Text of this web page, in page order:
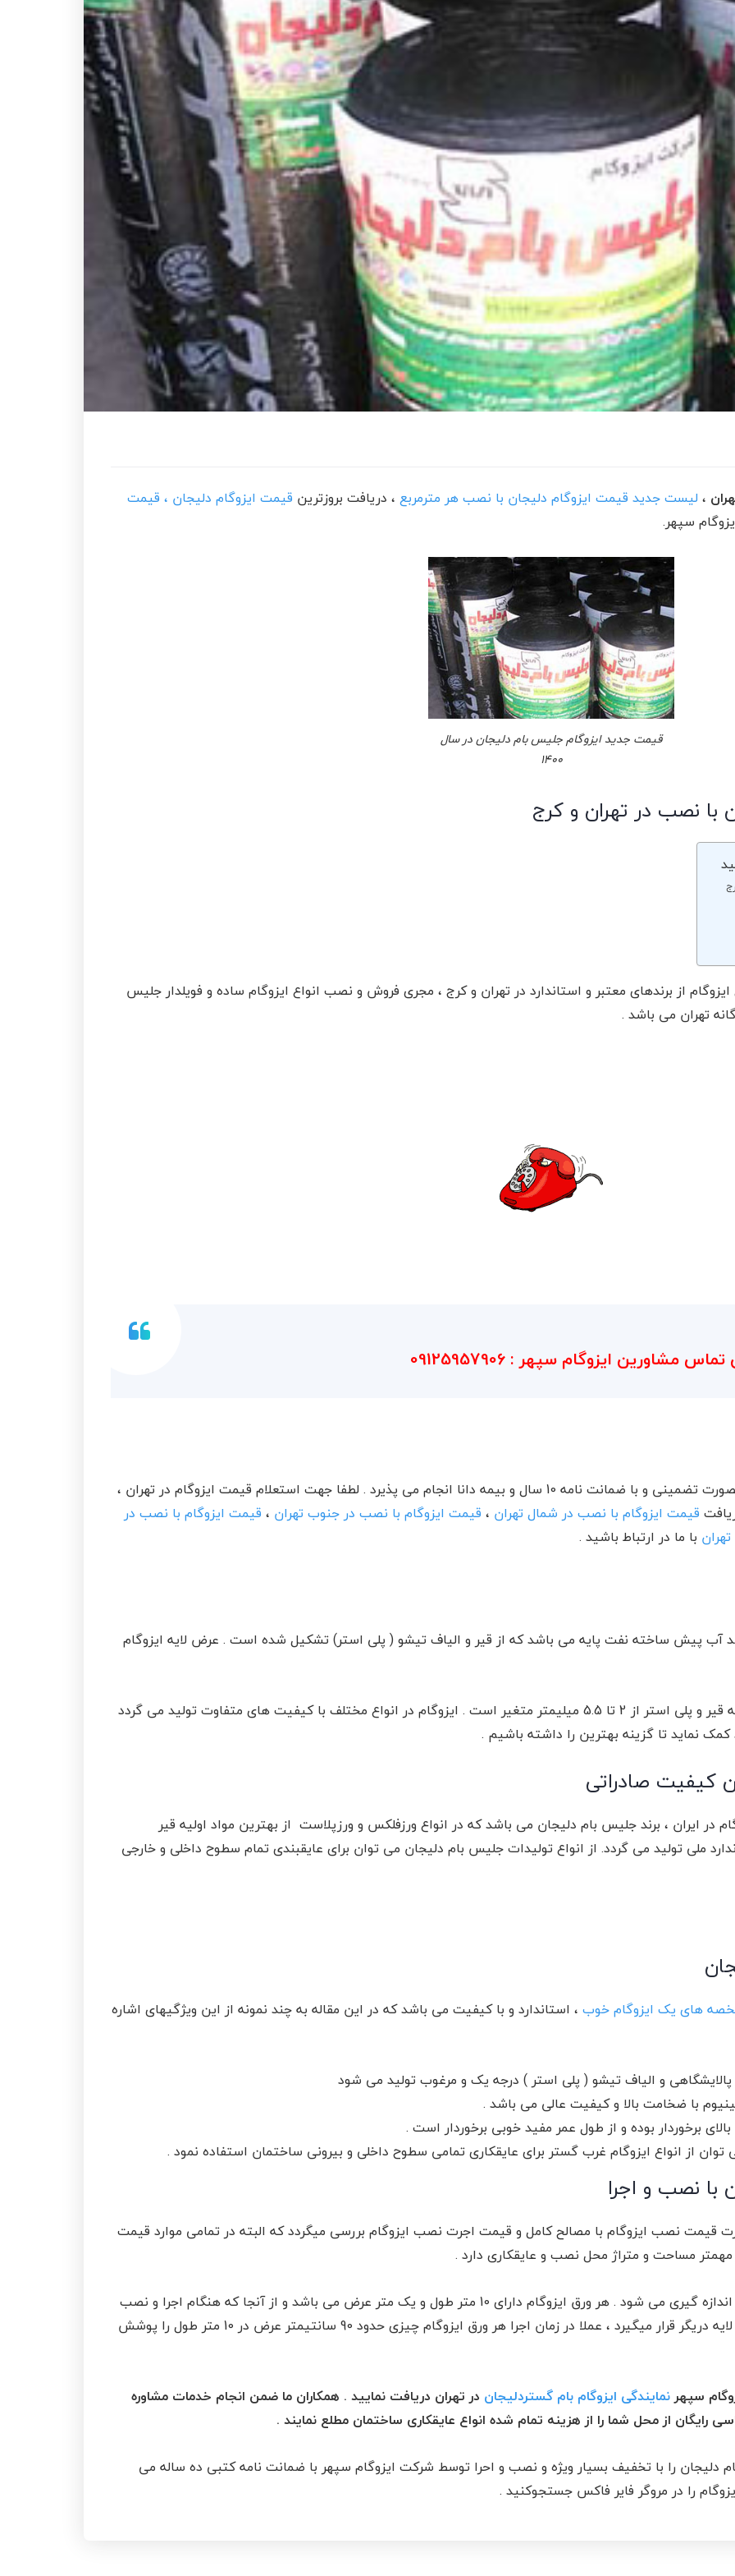
، لیست جدید قیمت ایزوگام دلیجان با نصب هر مترمربع ، دریافت بروزترین قیمت ایزوگام دلیجان ، قیمت
سپهر.
قیمت جدید ایزوگام جلیس بام دلیجان در سال
1400
با نصب در تهران و کرج
از برندهای معتبر و استاندارد در تهران و کرج ، مجری فروش و نصب انواع ایزوگام ساده و فویلدار جلیس
مشاورین ایزوگام سپهر : 09125957906
تمامی خدمات نصب و اجرای ایزوگام در تهران بصورت تضمینی و با ضمانت نامه 10 سال و بیمه دانا انجام می پذیرد . لطفا جهت استعلام قیمت ایزوگام در تهران ،
قیمت ایزوگام با نصب در شمال تهران ، قیمت ایزوگام با نصب در جنوب تهران ، قیمت ایزوگام با نصب در
با ما در ارتباط باشید .
آب پیش ساخته نفت پایه می باشد که از قیر و الیاف تیشو ( پلی استر) تشکیل شده است . عرض لایه ایزوگام
ضخامت ورق ایزوگام بسته به لایه های بکار رفته قیر و پلی استر از 2 تا 5.5 میلیمتر متغیر است . ایزوگام در انواع مختلف با کیفیت های متفاوت تولید می گردد
کمک نماید تا گزینه بهترین را داشته باشیم .
کیفیت صادراتی
در ایران ، برند جلیس بام دلیجان می باشد که در انواع ورزفلکس و ورزپلاست از بهترین مواد اولیه قیر
ملی تولید می گردد. از انواع تولیدات جلیس بام دلیجان می توان برای عایقبندی تمام سطوح داخلی و خارجی
های یک ایزوگام خوب ، استاندارد و با کیفیت می باشد که در این مقاله به چند نمونه از این ویژگیهای اشاره
پالایشگاهی و الیاف تیشو ( پلی استر ) درجه یک و مرغوب تولید می شود
با ضخامت بالا و کیفیت عالی می باشد .
برخوردار بوده و از طول عمر مفید خوبی برخوردار است .
از انواع ایزوگام غرب گستر برای عایقکاری تمامی سطوح داخلی و بیرونی ساختمان استفاده نمود .
با نصب و اجرا
قیمت نصب ایزوگام با مصالح کامل و قیمت اجرت نصب ایزوگام بررسی میگردد که البته در تمامی موارد قیمت
مساحت و متراژ محل نصب و عایقکاری دارد .
قیمت نصب ایزوگام با مترمربع و در واحد سطح اندازه گیری می شود . هر ورق ایزوگام دارای 10 متر طول و یک متر عرض می باشد و از آنجا که هنگام اجرا و نصب
ایزوگام ، یک لایه 10 سانتیمتری از ایزوگام روی لایه دریگر قرار میگیرد ، عملا در زمان اجرا هر ورق ایزوگام چیزی حدود 90 سانتیمتر عرض در 10 متر طول را پوشش
سپهرنمایندگی ایزوگام بام گستردلیجان در تهران دریافت نمایید . همکاران ما ضمن انجام خدمات مشاوره
رایگان از محل شما را از هزینه تمام شده انواع عایقکاری ساختمان مطلع نمایند .
دلیجان را با تخفیف بسیار ویژه و نصب و احرا توسط شرکت ایزوگام سپهر با ضمانت نامه کتبی ده ساله می
را در مروگر فایر فاکس جستجوکنید .